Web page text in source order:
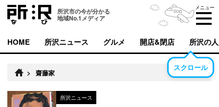
所沢市の今が分かる
地域No.1メディア
メニュー
HOME 所沢ニュース グルメ 開店&閉店 所沢の人
スクロール
> 齋藤家
所沢ニュース